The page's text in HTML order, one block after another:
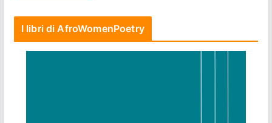
I libri di AfroWomenPoetry